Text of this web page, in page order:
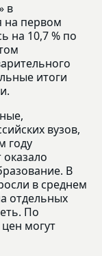
в
на первом
на 10,7 % по
итоги
вузов,
году
В
в среднем
отдельных
По
могут